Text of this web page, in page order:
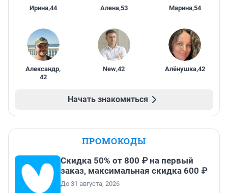
Ирина,44 Алена,53 Марина,54
Александр,
42
New,42 Алёнушка,42
Начать знакомиться
ПРОМОКОДЫ
Скидка 50% от 800 ₽ на первый
заказ, максимальная скидка 600 ₽
До 31 августа, 2026